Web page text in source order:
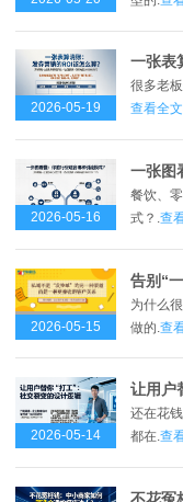
2026-05-19
一张表
很多老
查看全
2026-05-16
一张图
餐饮、
式？.查
2026-05-15
告别“
为什么
做的. 查
2026-05-14
让用户
还在花
都在.查
不花冤